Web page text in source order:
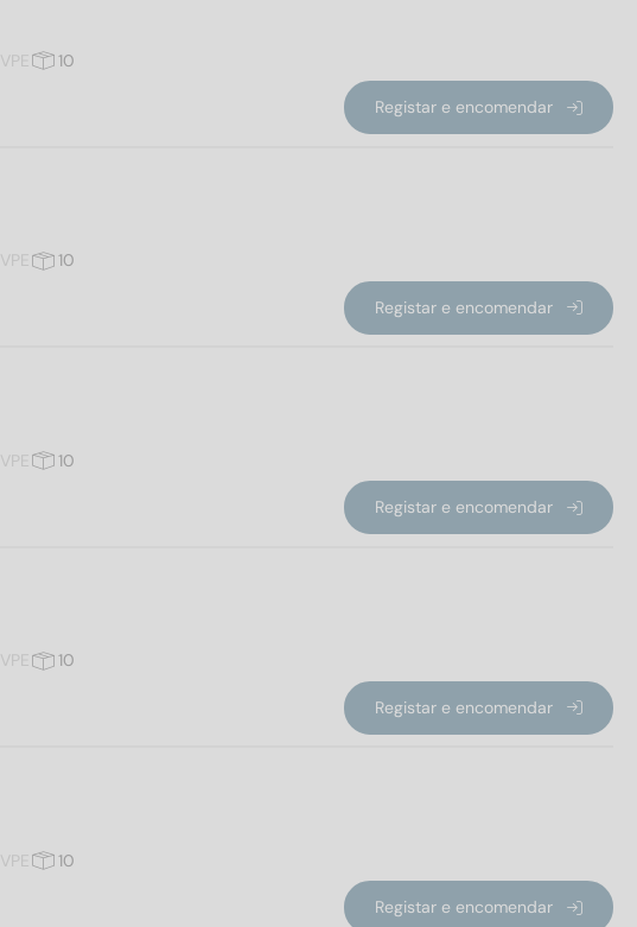
VPE
10
Registar e encomendar
VPE
10
Registar e encomendar
VPE
10
Registar e encomendar
VPE
10
Registar e encomendar
VPE
10
Registar e encomendar